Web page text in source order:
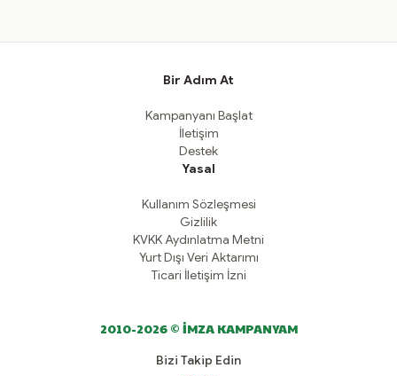
Bir Adım At
Kampanyanı Başlat
İletişim
Destek
Yasal
Kullanım Sözleşmesi
Gizlilik
KVKK Aydınlatma Metni
Yurt Dışı Veri Aktarımı
Ticari İletişim İzni
2010-2026 © İMZA KAMPANYAM
Bizi Takip Edin